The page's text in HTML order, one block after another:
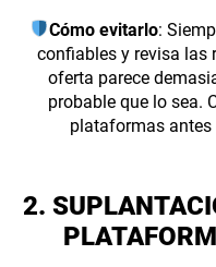
Cómo evitarlo:
confiables y revisa las
oferta parece
probable que lo sea.
plataformas antes
2.